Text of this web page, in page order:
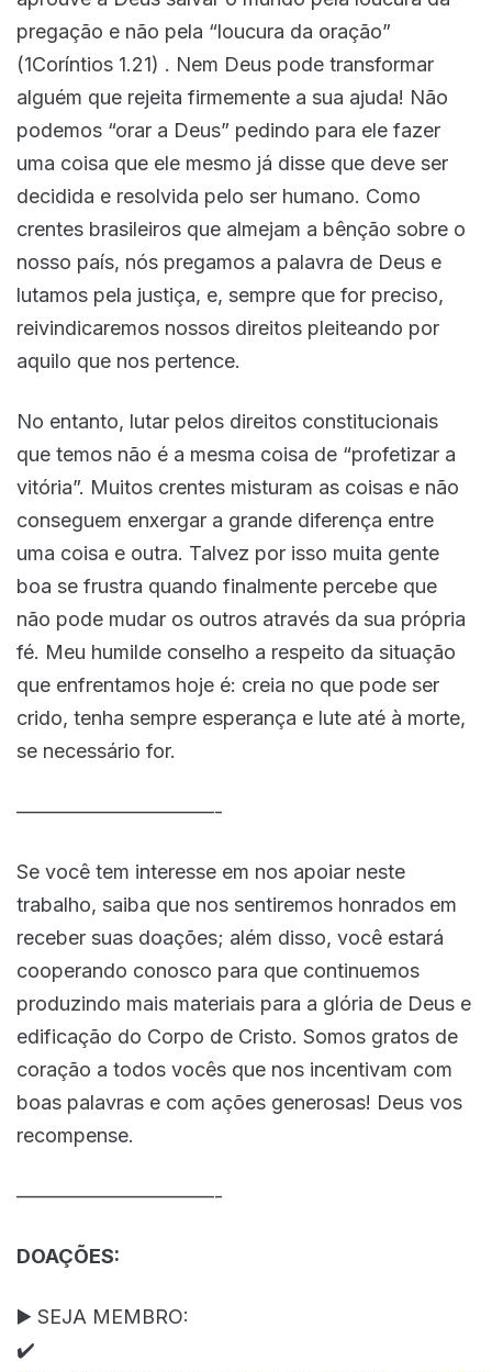
pregação e não pela “loucura da oração”
(1Coríntios 1.21) . Nem Deus pode transformar
alguém que rejeita firmemente a sua ajuda! Não
podemos “orar a Deus” pedindo para ele fazer
uma coisa que ele mesmo já disse que deve ser
decidida e resolvida pelo ser humano. Como
crentes brasileiros que almejam a bênção sobre o
nosso país, nós pregamos a palavra de Deus e
lutamos pela justiça, e, sempre que for preciso,
reivindicaremos nossos direitos pleiteando por
aquilo que nos pertence.
No entanto, lutar pelos direitos constitucionais
que temos não é a mesma coisa de “profetizar a
vitória”. Muitos crentes misturam as coisas e não
conseguem enxergar a grande diferença entre
uma coisa e outra. Talvez por isso muita gente
boa se frustra quando finalmente percebe que
não pode mudar os outros através da sua própria
fé. Meu humilde conselho a respeito da situação
que enfrentamos hoje é: creia no que pode ser
crido, tenha sempre esperança e lute até à morte,
se necessário for.
——————————-
Se você tem interesse em nos apoiar neste
trabalho, saiba que nos sentiremos honrados em
receber suas doações; além disso, você estará
cooperando conosco para que continuemos
produzindo mais materiais para a glória de Deus e
edificação do Corpo de Cristo. Somos gratos de
coração a todos vocês que nos incentivam com
boas palavras e com ações generosas! Deus vos
recompense.
——————————-
DOAÇÕES:
▶️ SEJA MEMBRO:
✔️